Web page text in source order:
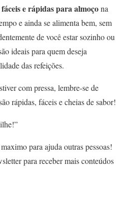
e rápidas para almoçona
e ainda se alimenta bem, sem
de você estar sozinho ou
ideais para quem deseja
das refeições.
com pressa, lembre-se de
rápidas, fáceis e cheias de sabor!
para ajuda outras pessoas!
para receber mais conteúdos